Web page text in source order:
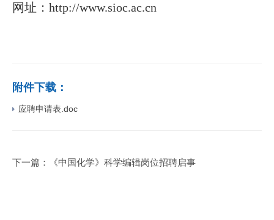
网址：http://www.sioc.ac.cn
附件下载：
应聘申请表.doc
下一篇： 《中国化学》科学编辑岗位招聘启事